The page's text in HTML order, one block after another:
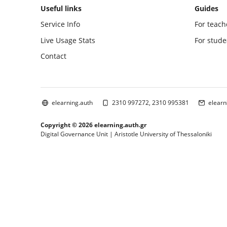
Useful links
Service Info
Live Usage Stats
Contact
Guides
For
For
elearning.auth 2310 997272, 2310 995381
Copyright © 2026 elearning.auth.gr
Digital Governance Unit | Aristotle University of Thessaloniki